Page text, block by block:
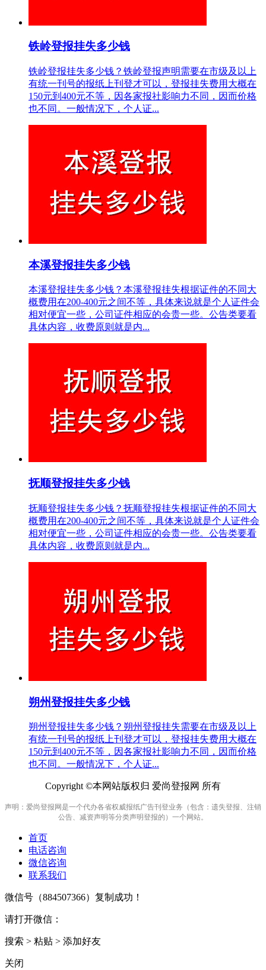
铁岭登报挂失多少钱
铁岭登报挂失多少钱？铁岭登报声明需要在市级及以上
有统一刊号的报纸上刊登才可以，登报挂失费用大概在
150元到400元不等，因各家报社影响力不同，因而价格
也不同。一般情况下，个人证...
本溪登报挂失多少钱
本溪登报挂失多少钱？本溪登报挂失根据证件的不同大
概费用在200-400元之间不等，具体来说就是个人证件会
相对便宜一些，公司证件相应的会贵一些。公告类要看
具体内容，收费原则就是内...
抚顺登报挂失多少钱
抚顺登报挂失多少钱？抚顺登报挂失根据证件的不同大
概费用在200-400元之间不等，具体来说就是个人证件会
相对便宜一些，公司证件相应的会贵一些。公告类要看
具体内容，收费原则就是内...
朔州登报挂失多少钱
朔州登报挂失多少钱？朔州登报挂失需要在市级及以上
有统一刊号的报纸上刊登才可以，登报挂失费用大概在
150元到400元不等，因各家报社影响力不同，因而价格
也不同。一般情况下，个人证...
Copyright ©本网站版权归 爱尚登报网 所有
声明：爱尚登报网是一个代办各省权威报纸广告刊登业务（包含：遗失登报、注销
公告、减资声明等分类声明登报的）一个网站。
首页
电话咨询
微信咨询
联系我们
微信号（884507366）复制成功！
请打开微信：
搜索 > 粘贴 > 添加好友
关闭